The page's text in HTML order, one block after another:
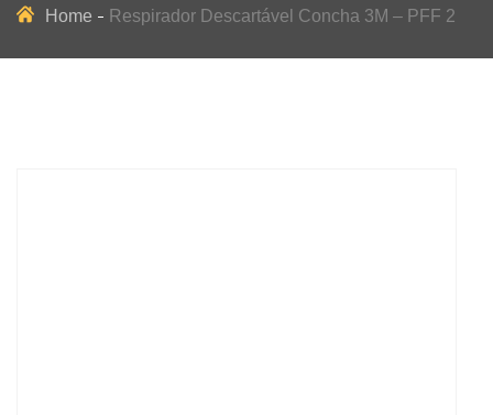
Home Respirador Descartável Concha 3M – PFF 2